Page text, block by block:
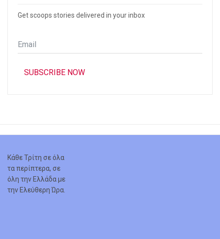
Get scoops stories delivered in your inbox
Email
*
SUBSCRIBE NOW
Κάθε Τρίτη σε όλα
τα περίπτερα, σε
όλη την Ελλάδα με
την Ελεύθερη Ώρα.